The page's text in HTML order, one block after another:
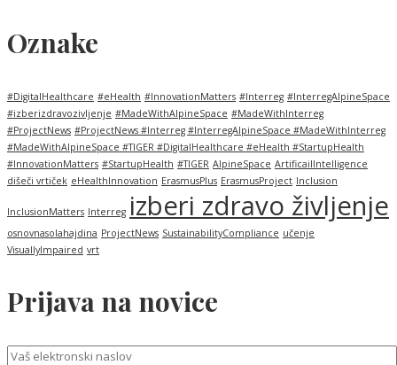
Oznake
#DigitalHealthcare #eHealth #InnovationMatters #Interreg #InterregAlpineSpace
#izberizdravozivljenje #MadeWithAlpineSpace #MadeWithInterreg
#ProjectNews #ProjectNews #Interreg #InterregAlpineSpace #MadeWithInterreg
#MadeWithAlpineSpace #TIGER #DigitalHealthcare #eHealth #StartupHealth
#InnovationMatters #StartupHealth #TIGER AlpineSpace ArtificailIntelligence
dišeči vrtiček eHealthInnovation ErasmusPlus ErasmusProject Inclusion
InclusionMatters Interreg izberi zdravo življenje
osnovnasolahajdina ProjectNews SustainabilityCompliance učenje
VisuallyImpaired vrt
Prijava na novice